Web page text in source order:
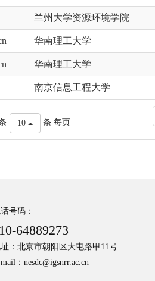
兰州大学资源环境学院
华南理工大学
华南理工大学
南京信息工程大学
10 条 每页
号码：
64889273
：北京市朝阳区大屯路甲11号
：nesdc@igsnrr.ac.cn